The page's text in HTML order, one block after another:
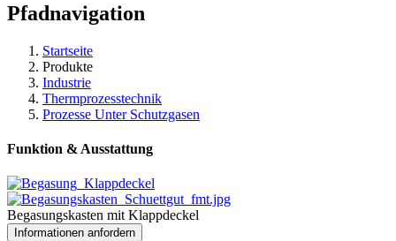
Pfadnavigation
Startseite
Produkte
Industrie
Thermprozesstechnik
Prozesse Unter Schutzgasen
Funktion & Ausstattung
Begasungskasten mit Klappdeckel
Informationen anfordern